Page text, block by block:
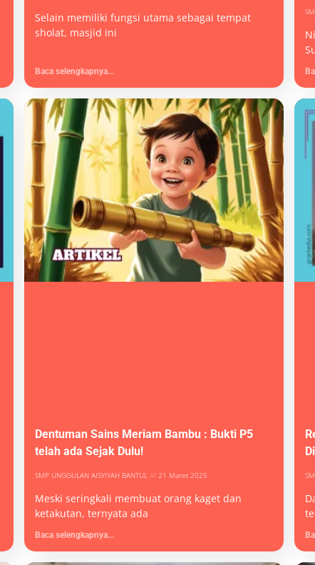
Selain memiliki fungsi utama sebagai tempat
sholat, masjid ini
Baca selengkapnya...
Dentuman Sains Meriam Bambu : Bukti P5
telah ada Sejak Dulu!
SMP UNGGULAN AISYIYAH BANTUL 21 Maret 2025
Meski seringkali membuat orang kaget dan
ketakutan, ternyata ada
Baca selengkapnya...